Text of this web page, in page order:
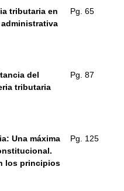
tributaria en
Pg. 65
del
tributaria
Pg. 87
Una máxima
los principios
Pg. 125